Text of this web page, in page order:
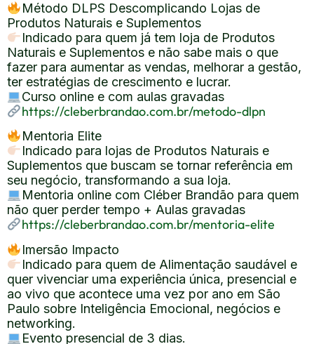
Método DLPS Descomplicando Lojas de
Produtos Naturais e Suplementos
Indicado para quem já tem loja de Produtos
Naturais e Suplementos e não sabe mais o que
fazer para aumentar as vendas, melhorar a gestão,
ter estratégias de crescimento e lucrar.
Curso online e com aulas gravadas
https://cleberbrandao.com.br/metodo-dlpn
Mentoria Elite
Indicado para lojas de Produtos Naturais e
Suplementos que buscam se tornar referência em
seu negócio, transformando a sua loja.
Mentoria online com Cléber Brandão para quem
não quer perder tempo + Aulas gravadas
https://cleberbrandao.com.br/mentoria-elite
Imersão Impacto
Indicado para quem de Alimentação saudável e
quer vivenciar uma experiência única, presencial e
ao vivo que acontece uma vez por ano em São
Paulo sobre Inteligência Emocional, negócios e
networking.
Evento presencial de 3 dias.